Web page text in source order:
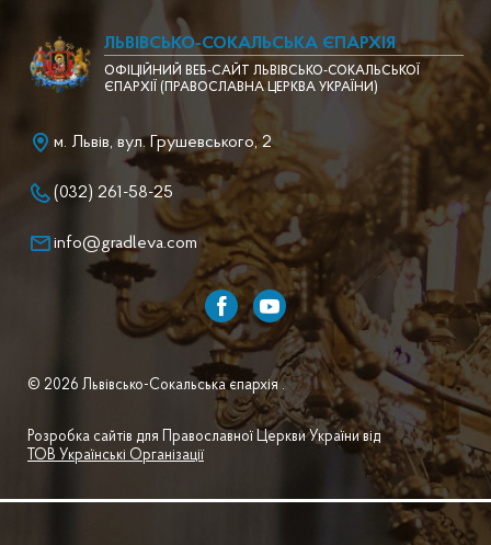
ЛЬВІВСЬКО-СОКАЛЬСЬКА ЄПАРХІЯ
ОФІЦІЙНИЙ ВЕБ-САЙТ ЛЬВІВСЬКО-СОКАЛЬСЬКОЇ
ЄПАРХІЇ (ПРАВОСЛАВНА ЦЕРКВА УКРАЇНИ)
м. Львів, вул. Грушевського, 2
(032) 261-58-25
info@gradleva.com
© 2026 Львівсько-Сокальська єпархія .
Розробка сайтів для Православної Церкви України від
ТОВ Українські Організації